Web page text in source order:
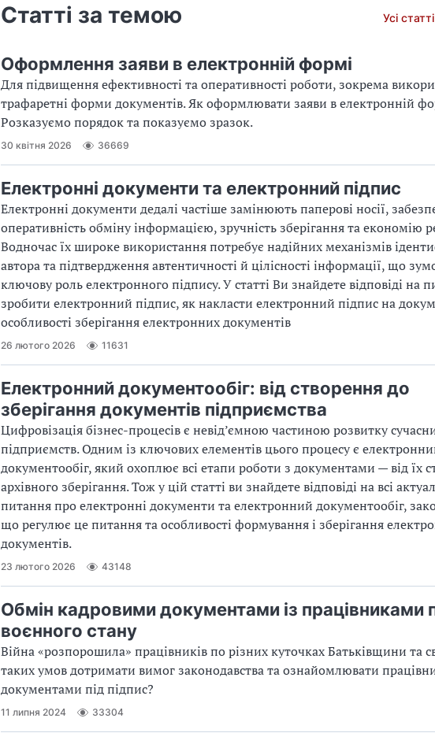
Статті за темою Усі
Оформлення заяви в електронній формі
Для підвищення ефективності та оперативності роботи, зокрема
трафаретні форми документів. Як оформлювати заяви в електронній
Розказуємо порядок та показуємо зразок.
30 квітня 2026 36669
Електронні документи та електронний підпис
Електронні документи дедалі частіше замінюють паперові носії,
оперативність обміну інформацією, зручність зберігання та економію
Водночас їх широке використання потребує надійних механізмів
автора та підтвердження автентичності й цілісності інформації, що
ключову роль електронного підпису. У статті Ви знайдете відповіді на
зробити електронний підпис, як накласти електронний підпис на
особливості зберігання електронних документів
26 лютого 2026 11631
Електронний документообіг: від створення до
зберігання документів підприємства
Цифровізація бізнес-процесів є невід’ємною частиною розвитку
підприємств. Одним із ключових елементів цього процесу є
документообіг, який охоплює всі етапи роботи з документами — від їх
архівного зберігання. Тож у цій статті ви знайдете відповіді на всі
питання про електронні документи та електронний документообіг,
що регулює це питання та особливості формування і зберігання
документів.
23 лютого 2026 43148
Обмін кадровими документами із працівниками
воєнного стану
Війна «розпорошила» працівників по різних куточках Батьківщини та
таких умов дотримати вимог законодавства та ознайомлювати
документами під підпис?
11 липня 2024 33304